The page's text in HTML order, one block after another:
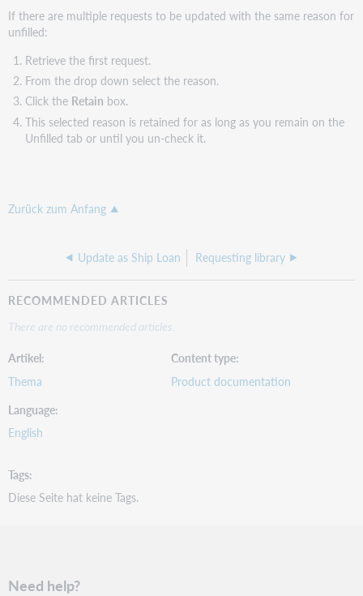
If there are multiple requests to be updated with the same reason for
unfilled:
Retrieve the first request.
From the drop down select the reason.
Click the Retain box.
This selected reason is retained for as long as you remain on the
Unfilled tab or until you un-check it.
Zurück zum Anfang
Update as Ship Loan Requesting library
RECOMMENDED ARTICLES
There are no recommended articles.
Artikel
Thema
Content type
Product documentation
Language
English
Tags
Diese Seite hat keine Tags.
Need help?